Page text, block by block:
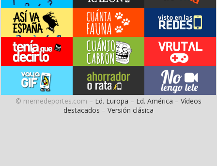
© memedeportes.com – Ed. Europa – Ed. América – Vídeos
destacados – Versión clásica